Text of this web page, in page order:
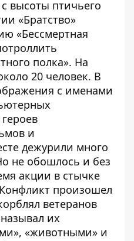
с высоты птичьего
«Братство»
«Бессмертная
полка». На
20 человек. В
с именами
и
дежурили много
не обошлось и без
акции в стычке
произошел
ветеранов
их
«животными» и